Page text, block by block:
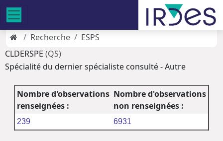
Recherche
ESPS
CLDERSPE (QS)
Spécialité du dernier spécialiste consulté - Autre
Nombre d'observations
renseignées :
Nombre d'observations
non renseignées :
239 6931